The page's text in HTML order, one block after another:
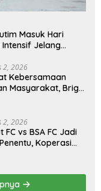
Masuk Hari
Intensif Jelang
2, 2026
Kebersamaan
Masyarakat, Brigif
Cup I
2, 2026
FC vs BSA FC Jadi
Koperasi